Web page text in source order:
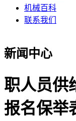
机械百科
联系我们
新闻中心
职人员供
报名保举